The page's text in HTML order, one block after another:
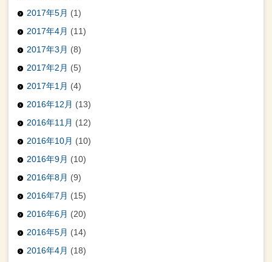
2017年5月 (1)
2017年4月 (11)
2017年3月 (8)
2017年2月 (5)
2017年1月 (4)
2016年12月 (13)
2016年11月 (12)
2016年10月 (10)
2016年9月 (10)
2016年8月 (9)
2016年7月 (15)
2016年6月 (20)
2016年5月 (14)
2016年4月 (18)